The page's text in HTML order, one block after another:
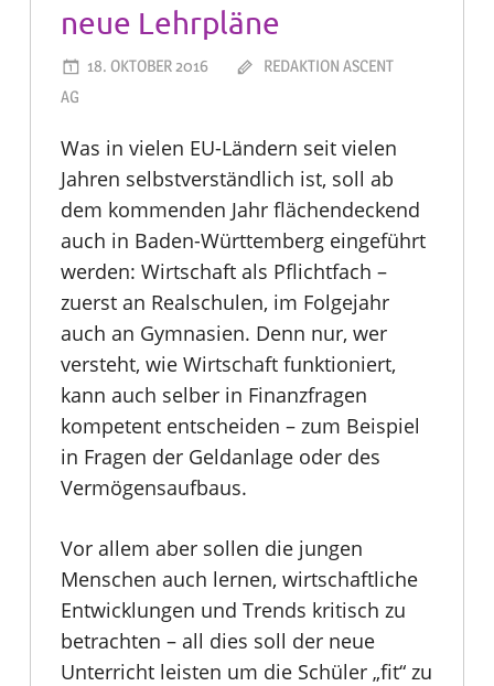
neue Lehrpläne
18. OKTOBER 2016
REDAKTION ASCENT
AG
Was in vielen EU-Ländern seit vielen
Jahren selbstverständlich ist, soll ab
dem kommenden Jahr flächendeckend
auch in Baden-Württemberg eingeführt
werden: Wirtschaft als Pflichtfach –
zuerst an Realschulen, im Folgejahr
auch an Gymnasien. Denn nur, wer
versteht, wie Wirtschaft funktioniert,
kann auch selber in Finanzfragen
kompetent entscheiden – zum Beispiel
in Fragen der Geldanlage oder des
Vermögensaufbaus.
Vor allem aber sollen die jungen
Menschen auch lernen, wirtschaftliche
Entwicklungen und Trends kritisch zu
betrachten – all dies soll der neue
Unterricht leisten um die Schüler „fit“ zu